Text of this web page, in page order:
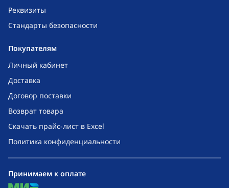
Реквизиты
Стандарты безопасности
Покупателям
Личный кабинет
Доставка
Договор поставки
Возврат товара
Скачать прайс-лист в Excel
Политика конфиденциальности
Принимаем к оплате